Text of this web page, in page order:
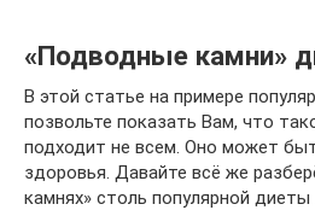
«Подводные камни»
В этой статье на примере
позвольте показать Вам, что
подходит не всем. Оно может
здоровья. Давайте всё же
камнях» столь популярной